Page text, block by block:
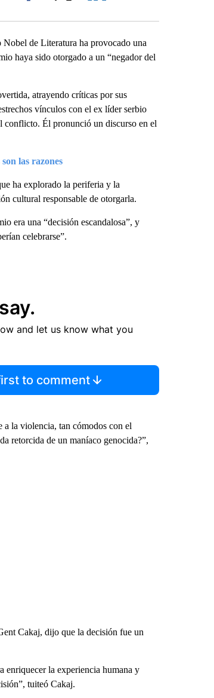
Facebook
de Literatura ha provocado una
haya sido otorgado a un “negador del
atrayendo críticas por sus
vínculos con el ex líder serbio
conflicto. Él pronunció un discurso en el
las razones
ha explorado la periferia y la
cultural responsable de otorgarla.
era una “decisión escandalosa”, y
celebrarse”.
and let us know what you
to comment
a la violencia, tan cómodos con el
retorcida de un maníaco genocida?”,
Cakaj, dijo que la decisión fue un
enriquecer la experiencia humana y
tuiteó Cakaj.